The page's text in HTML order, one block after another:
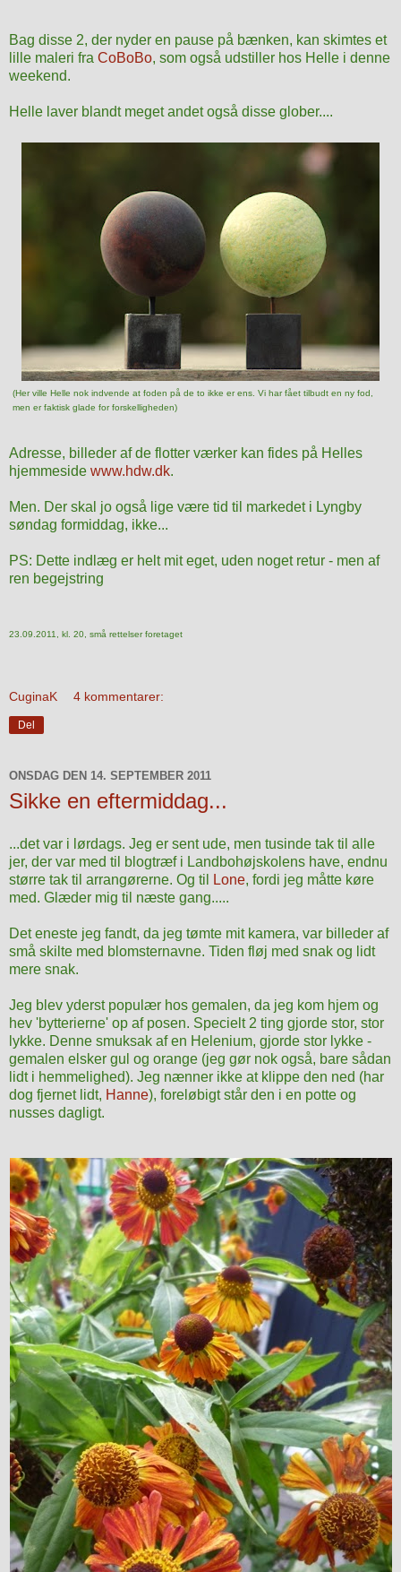
Bag disse 2, der nyder en pause på bænken, kan skimtes et
lille maleri fra CoBoBo, som også udstiller hos Helle i denne
weekend.
Helle laver blandt meget andet også disse glober....
(Her ville Helle nok indvende at foden på de to ikke er ens. Vi har fået tilbudt en ny fod,
men er faktisk glade for forskelligheden)
Adresse, billeder af de flotter værker kan fides på Helles
hjemmeside www.hdw.dk.
Men. Der skal jo også lige være tid til markedet i Lyngby
søndag formiddag, ikke...
PS: Dette indlæg er helt mit eget, uden noget retur - men af
ren begejstring
23.09.2011, kl. 20, små rettelser foretaget
CuginaK 4 kommentarer:
Del
ONSDAG DEN 14. SEPTEMBER 2011
Sikke en eftermiddag...
...det var i lørdags. Jeg er sent ude, men tusinde tak til alle
jer, der var med til blogtræf i Landbohøjskolens have, endnu
større tak til arrangørerne. Og til
Lone, fordi jeg måtte køre
med. Glæder mig til næste gang.....
Det eneste jeg fandt, da jeg tømte mit kamera, var billeder af
små skilte med blomsternavne. Tiden fløj med snak og lidt
mere snak.
Jeg blev yderst populær hos gemalen, da jeg kom hjem og
hev 'bytterierne' op af posen. Specielt 2 ting gjorde stor, stor
lykke. Denne smuksak af en Helenium, gjorde stor lykke -
gemalen elsker gul og orange (jeg gør nok også, bare sådan
lidt i hemmelighed). Jeg nænner ikke at klippe den ned (har
dog fjernet lidt, Hanne), foreløbigt står den i en potte og
nusses dagligt.